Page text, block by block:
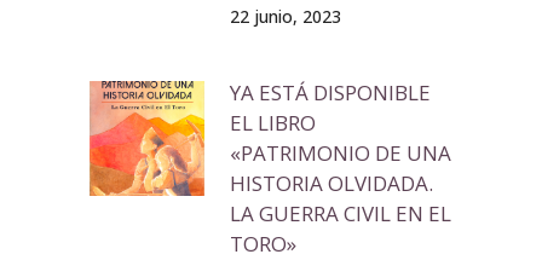
22 junio, 2023
YA ESTÁ DISPONIBLE
EL LIBRO
«PATRIMONIO DE UNA
HISTORIA OLVIDADA.
LA GUERRA CIVIL EN EL
TORO»